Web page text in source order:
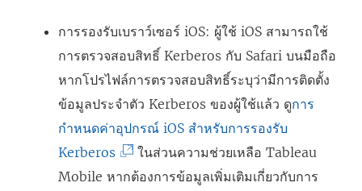
การรองรับเบราว์เซอร์ iOS: ผู้ใช้ iOS สามารถใช้
การตรวจสอบสิทธิ์ Kerberos กับ Safari บนมือถือ
หากโปรไฟล์การตรวจสอบสิทธิ์ระบุว่ามีการติดตั้ง
ข้อมูลประจำตัว Kerberos ของผู้ใช้แล้ว ดูการ
กำหนดค่าอุปกรณ์ iOS สำหรับการรองรับ
Kerberos
ลิ
ในส่วนความช่วยเหลือ Tableau
Mobile หากต้องการข้อมูลเพิ่มเติมเกี่ยวกับการ